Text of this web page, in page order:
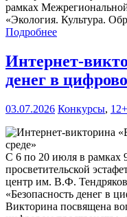
рамках
«Экология. Культура.
Подробнее
Интернет-
денег в
03.07.2026 Конкурсы, 12+
С 6 по 20 июля в рамках
просветительской
центр им. В.Ф.
«Безопасность денег в
Викторина посвящена